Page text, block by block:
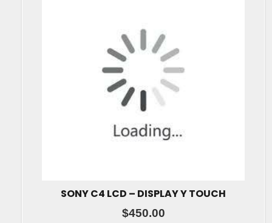
SONY C4 LCD – DISPLAY Y TOUCH
$450.00